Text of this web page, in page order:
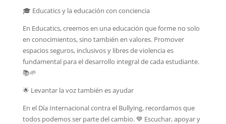
🎓 Educatics y la educación con conciencia
En Educatics, creemos en una educación que forme no solo
en conocimientos, sino también en valores. Promover
espacios seguros, inclusivos y libres de violencia es
fundamental para el desarrollo integral de cada estudiante.
📚🌱
🌟 Levantar la voz también es ayudar
En el Día Internacional contra el Bullying, recordamos que
todos podemos ser parte del cambio. 💙 Escuchar, apoyar y